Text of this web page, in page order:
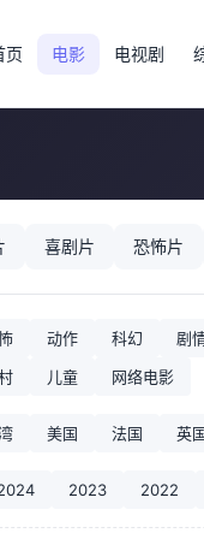
页 电影 电视剧
喜剧片 恐怖片
动作 科幻 剧
儿童 网络电影
美国 法国 英
2023 2022